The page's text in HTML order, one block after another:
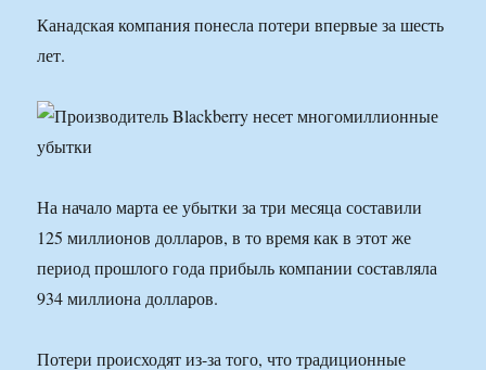
Канадская компания понесла потери впервые за шесть
лет.
На начало марта ее убытки за три месяца составили
125 миллионов долларов, в то время как в этот же
период прошлого года прибыль компании составляла
934 миллиона долларов.
Потери происходят из-за того, что традиционные